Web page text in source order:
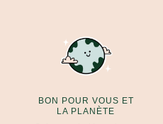
BON POUR VOUS ET
LA PLANÈTE